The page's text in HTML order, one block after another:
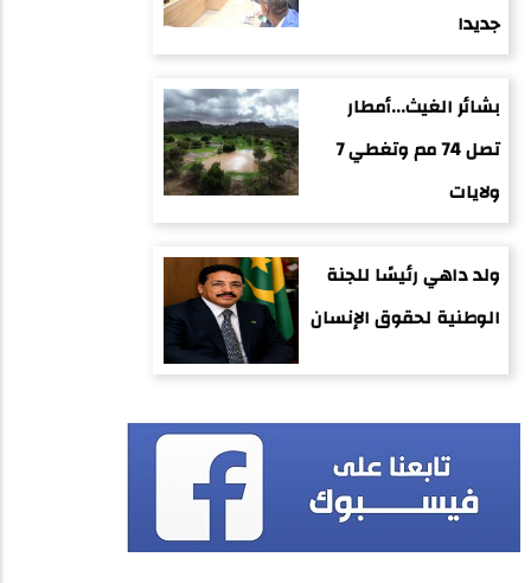
جديدا
بشائر الغيث...أمطار
تصل 74 مم وتغطي 7
ولايات
ولد داهي رئيسًا للجنة
الوطنية لحقوق الإنسان